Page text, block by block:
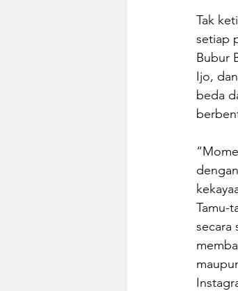
Tak
setiap
Bubur
Ijo,
beda
Tamu-
secara